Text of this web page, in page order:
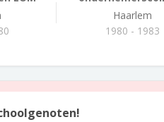
Haarlem
1980 - 1983